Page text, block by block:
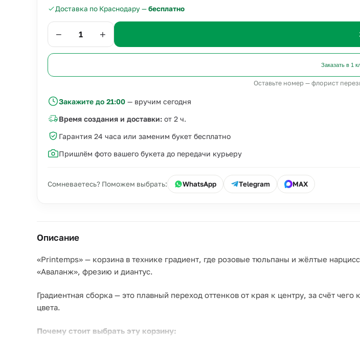
Доставка по Краснодару —бесплатно
− +
Заказать в 1
Оставьте номер — флорист
Закажите до 21:00 — вручим сегодня
Время создания и доставки: от 2 ч.
Гарантия 24 часа или заменим букет бесплатно
Пришлём фото вашего букета до передачи курьеру
Сомневаетесь? Поможем выбрать: WhatsApp Telegram MAX
Описание
«Printemps» — корзина в технике градиент, где розовые тюльпаны и жёлтые
«Аваланж», фрезию и диантус.
Градиентная сборка — это плавный переход оттенков от края к центру, за счёт
цвета.
Почему стоит выбрать эту корзину: